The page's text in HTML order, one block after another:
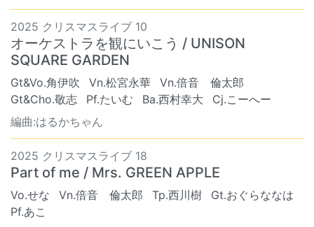
2025 クリスマスライブ 10
オーケストラを観にいこう / UNISON
SQUARE GARDEN
Gt&Vo.角伊吹 Vn.松宮永華
Vn.倍音 倫太郎
Gt&Cho.敬志
Pf.たいむ Ba.西村幸大
Cj.こーへー
編曲:はるかちゃん
2025 クリスマスライブ 18
Part of me / Mrs. GREEN APPLE
Vo.せな Vn.倍音 倫太郎 Tp.西川樹
Gt.おぐらななは
Pf.あこ